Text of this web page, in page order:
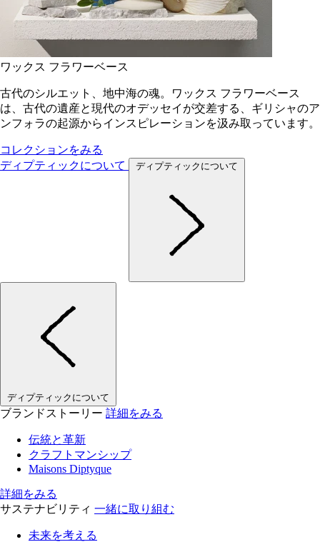
ワックス フラワーベース
古代のシルエット、地中海の魂。ワックス フラワーベース
は、古代の遺産と現代のオデッセイが交差する、ギリシャのア
ンフォラの起源からインスピレーションを汲み取っています。
コレクションをみる
ディプティックについて
ディプティックについて
ディプティックについて
ブランドストーリー 詳細をみる
伝統と革新
クラフトマンシップ
Maisons Diptyque
詳細をみる
サステナビリティ 一緒に取り組む
未来を考える